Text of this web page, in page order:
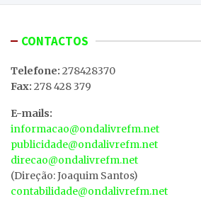
CONTACTOS
Telefone: 278428370
Fax: 278 428 379
E-mails:
informacao@ondalivrefm.net
publicidade@ondalivrefm.net
direcao@ondalivrefm.net
(Direção: Joaquim Santos)
contabilidade@ondalivrefm.net